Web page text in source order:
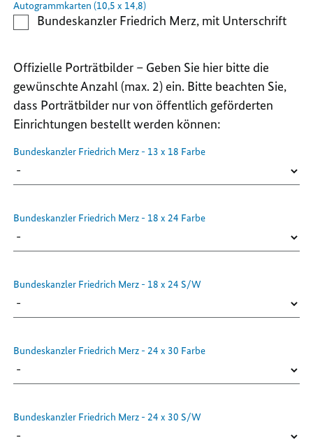
Autogrammkarten (10,5 x 14,8)
Bundeskanzler Friedrich Merz, mit Unterschrift
Offizielle Porträtbilder – Geben Sie hier bitte die
gewünschte Anzahl (max. 2) ein. Bitte beachten Sie,
dass Porträtbilder nur von öffentlich geförderten
Einrichtungen bestellt werden können:
Bundeskanzler Friedrich Merz - 13 x 18 Farbe
Bundeskanzler Friedrich Merz - 18 x 24 Farbe
Bundeskanzler Friedrich Merz - 18 x 24 S/W
Bundeskanzler Friedrich Merz - 24 x 30 Farbe
Bundeskanzler Friedrich Merz - 24 x 30 S/W